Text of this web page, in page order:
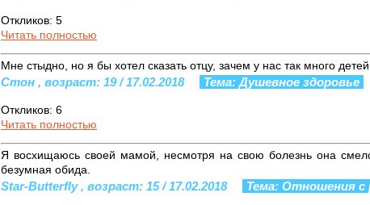
Откликов: 5
Читать полностью
Мне стыдно, но я бы хотел сказать отцу, зачем у нас так много
Стон , возраст: 19 / 17.02.2018 Тема: Душевное здоровье
Откликов: 6
Читать полностью
Я восхищаюсь своей мамой, несмотря на свою болезнь она
безумная обида.
Star-Butterfly , возраст: 15 / 17.02.2018 Тема: Отношения с